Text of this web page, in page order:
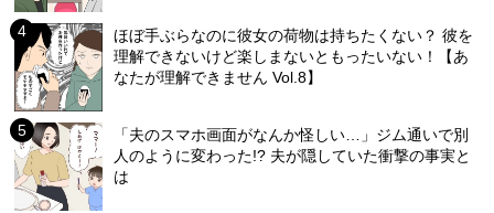
ほぼ手ぶらなのに彼女の荷物は持ちたくない？ 彼を
理解できないけど楽しまないともったいない！【あ
なたが理解できません Vol.8】
「夫のスマホ画面がなんか怪しい…」ジム通いで別
人のように変わった!? 夫が隠していた衝撃の事実と
は